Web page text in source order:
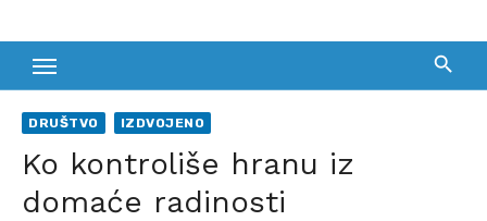
DRUŠTVO IZDVOJENO
Ko kontroliše hranu iz
domaće radinosti